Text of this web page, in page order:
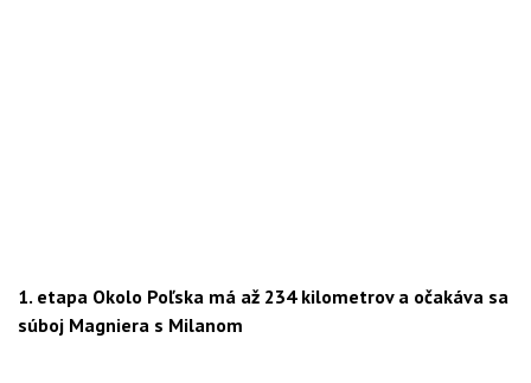
1. etapa Okolo Poľska má až 234 kilometrov a očakáva sa
súboj Magniera s Milanom